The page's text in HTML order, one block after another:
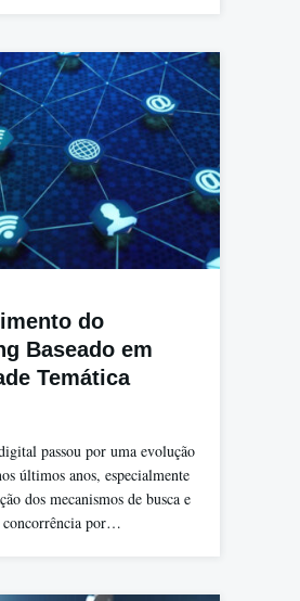
do
Baseado em
Temática
passou por uma evolução
últimos anos, especialmente
dos mecanismos de busca e
concorrência por…